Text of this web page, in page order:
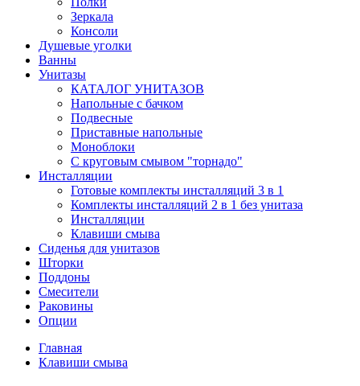
Зеркала
Консоли
Душевые уголки
Ванны
Унитазы
КАТАЛОГ УНИТАЗОВ
Напольные с бачком
Подвесные
Приставные напольные
Моноблоки
С круговым смывом "торнадо"
Инсталляции
Готовые комплекты инсталляций 3 в 1
Комплекты инсталляций 2 в 1 без унитаза
Инсталляции
Клавиши смыва
Сиденья для унитазов
Шторки
Поддоны
Смесители
Раковины
Опции
Главная
Клавиши смыва